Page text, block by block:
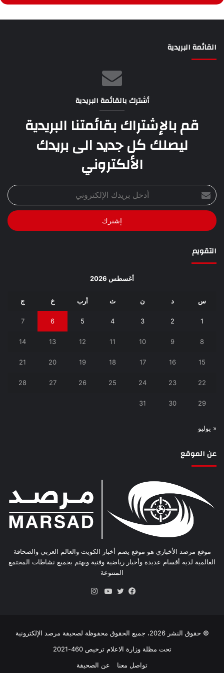
القائمة البريدية
أشترك بالقائمة البريدية
قم بالإشتراك بقائمتنا البريدية
ليصلك كل جديد الى بريدك
الألكتروني
أدخل
بريدك
الإلكتروني
التقويم
أغسطس 2026
س د ن ث أرب خ ج
1
2
3
4
5
6
7
8
9
10
11
12
13
14
15
16
17
18
19
20
21
22
23
24
25
26
27
28
29
30
31
« يوليو
عن الموقع
موقع مرصد الأخباري هو موقع يضم أخبار الكويت والعالم العربي والصحافة
العالمية لديه أقسام عديدة وأخبار رياضية وفنية ويهتم بجميع نشاطات المجتمع
المتنوعة
© حقوق النشر 2026، جميع الحقوق محفوظة لصحيفة مرصد الإلكترونية
تحت مظلة وزارة الاعلام ترخيص 460-2021
تواصل معنا
عن الصحيفة